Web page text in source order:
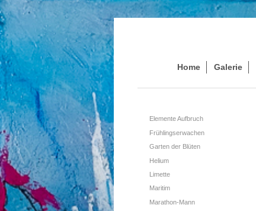
Home Galerie
Elemente Aufbruch
Frühlingserwachen
Garten der Blüten
Helium
Limette
Maritim
Marathon-Mann